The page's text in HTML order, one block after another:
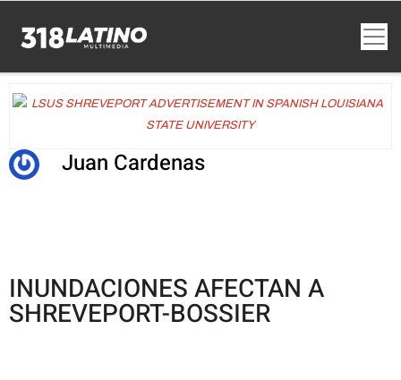
Juan Cardenas
INUNDACIONES AFECTAN A
SHREVEPORT-BOSSIER